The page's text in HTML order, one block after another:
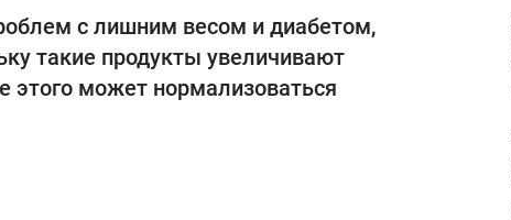
с лишним весом и диабетом,
такие продукты увеличивают
этого может нормализоваться